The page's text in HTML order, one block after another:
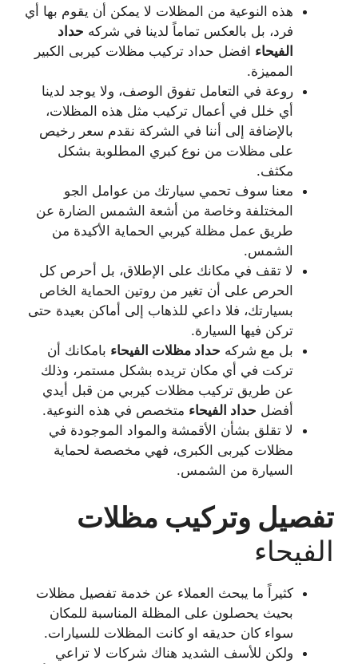
هذه النوعية من المظلات لا يمكن أن يقوم بها أي
فرد، بل بالعكس تماماً لدينا في شركه حداد
الفيحاء افضل حداد تركيب مظلات كيربى الكبير
المميزة.
روعة في التعامل تفوق الوصف، ولا يوجد لدينا
أي خلل في أعمال تركيب مثل هذه المظلات،
بالإضافة إلى أننا في الشركة نقدم سعر رخيص
على مظلات من نوع كبري المطلوبة بشكل
مكثف.
معنا سوف تحمي سيارتك من عوامل الجو
المختلفة وخاصة من أشعة الشمس الضارة عن
طريق عمل مظلة كيربي الحماية الأكيدة من
الشمس.
لا تقف في مكانك على الإطلاق، بل أحرص كل
الحرص على أن تغير من روتين الحماية الخاص
بسيارتك، فلا داعي للذهاب إلى أماكن بعيدة حتى
تركن فيها السيارة.
بل مع شركه حداد مظلات الفيحاء بامكانك أن
تركت في أي مكان تريده بشكل مستمر، وذلك
عن طريق تركيب مظلات كيربي من قبل أيدي
أفضل حداد الفيحاء متخصص في هذه النوعية.
لا تقلق بشأن الأقمشة والمواد الموجودة في
مظلات كيربى الكبرى، فهي مخصصة لحماية
السيارة من الشمس.
تفصيل وتركيب مظلات
الفيحاء
كثيراً ما يبحث العملاء عن خدمة تفصيل مظلات
بحيث يحصلون على المظلة المناسبة للمكان
سواء كان حديقه او كانت المظلات للسيارات.
ولكن للأسف الشديد هناك شركات لا تراعي